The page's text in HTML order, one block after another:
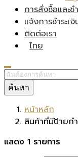
การสั่งซื้อและช
แจ้งการชำระเงิ
ติดต่อเรา
ไทย
ค้นหา
หน้าหลัก
สินค้าที่มีป้ายก
แสดง 1 รายการ